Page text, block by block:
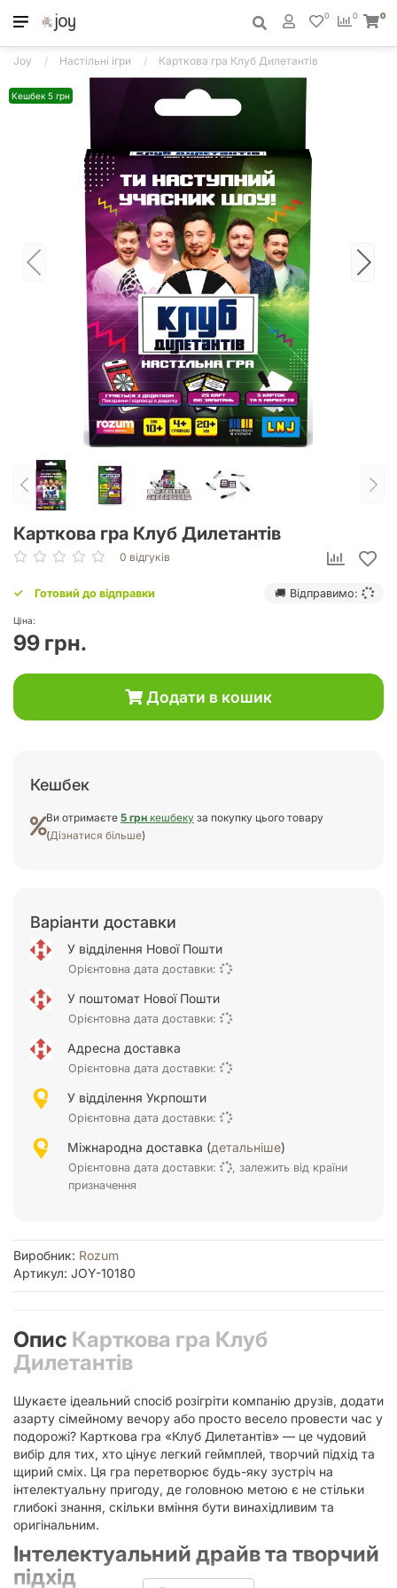
0
0 0
Joy Настільні ігри Карткова гра Клуб Дилетантів
Кешбек 5 грн
Карткова гра Клуб Дилетантів
0 відгуків
Готовий до відправки 🚚 Відправимо:
Ціна:
99 грн.
Додати в кошик
Кешбек
Ви отримаєте 5 грн кешбеку за покупку цього товару
(Дізнатися більше)
Варіанти доставки
У відділення Нової Пошти
Орієнтовна дата доставки:
У поштомат Нової Пошти
Орієнтовна дата доставки:
Адресна доставка
Орієнтовна дата доставки:
У відділення Укрпошти
Орієнтовна дата доставки:
Міжнародна доставка (детальніше)
Орієнтовна дата доставки:
, залежить від країни
призначення
Виробник: Rozum
Артикул: JOY-10180
Опис Карткова гра Клуб
Дилетантів
Шукаєте ідеальний спосіб розігріти компанію друзів, додати
азарту сімейному вечору або просто весело провести час у
подорожі? Карткова гра «Клуб Дилетантів» — це чудовий
вибір для тих, хто цінує легкий геймплей, творчий підхід та
щирий сміх. Ця гра перетворює будь-яку зустріч на
інтелектуальну пригоду, де головною метою є не стільки
глибокі знання, скільки вміння бути винахідливим та
оригінальним.
Інтелектуальний драйв та творчий
підхід